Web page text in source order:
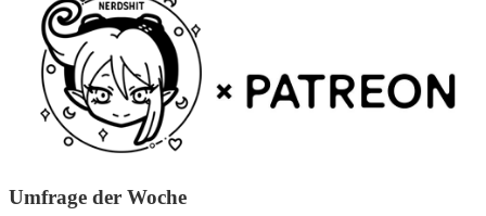
Umfrage der Woche